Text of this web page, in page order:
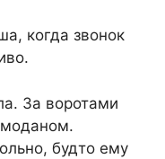
когда звонок
За воротами
будто ему